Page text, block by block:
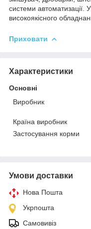
системи автоматизації.
високоякісного
Приховати
Характеристики
Основні
Виробник
Країна виробник
Застосування корми
Умови доставки
Нова Пошта
Укрпошта
Самовивіз